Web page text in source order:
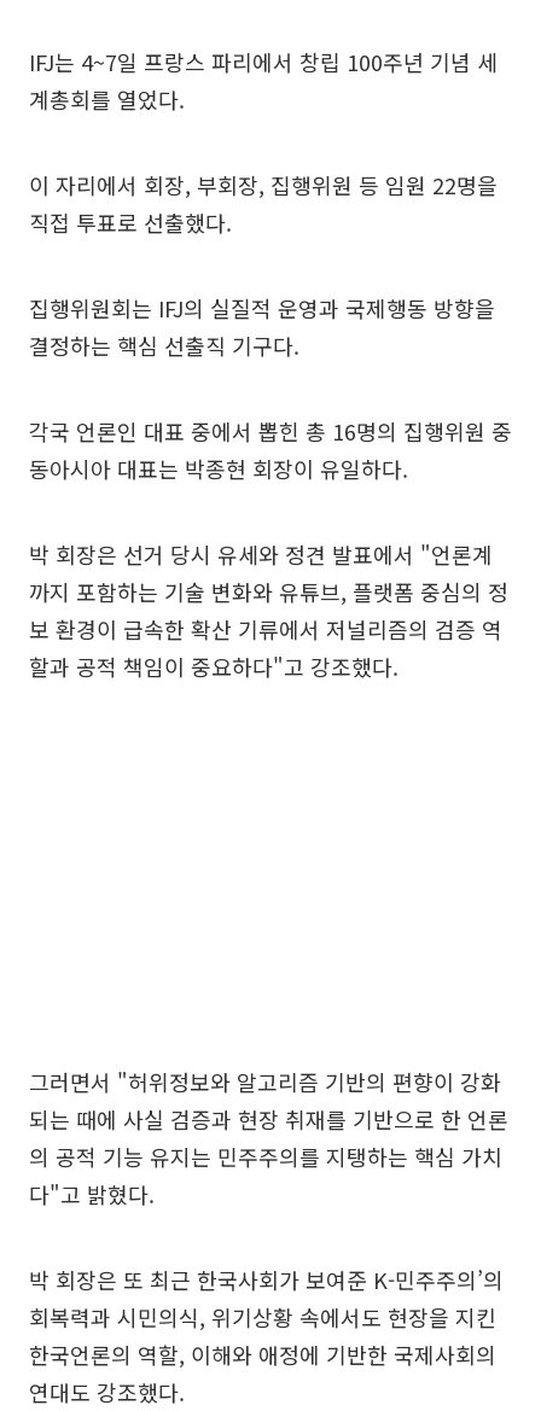
IFJ는 4~7일 프랑스 파리에서 창립 100주년 기념 세
계총회를 열었다.
이 자리에서 회장, 부회장, 집행위원 등 임원 22명을
직접 투표로 선출했다.
집행위원회는 IFJ의 실질적 운영과 국제행동 방향을
결정하는 핵심 선출직 기구다.
각국 언론인 대표 중에서 뽑힌 총 16명의 집행위원 중
동아시아 대표는 박종현 회장이 유일하다.
박 회장은 선거 당시 유세와 정견 발표에서 "언론계
까지 포함하는 기술 변화와 유튜브, 플랫폼 중심의 정
보 환경이 급속한 확산 기류에서 저널리즘의 검증 역
할과 공적 책임이 중요하다"고 강조했다.
그러면서 "허위정보와 알고리즘 기반의 편향이 강화
되는 때에 사실 검증과 현장 취재를 기반으로 한 언론
의 공적 기능 유지는 민주주의를 지탱하는 핵심 가치
다"고 밝혔다.
박 회장은 또 최근 한국사회가 보여준 K-민주주의’의
회복력과 시민의식, 위기상황 속에서도 현장을 지킨
한국언론의 역할, 이해와 애정에 기반한 국제사회의
연대도 강조했다.